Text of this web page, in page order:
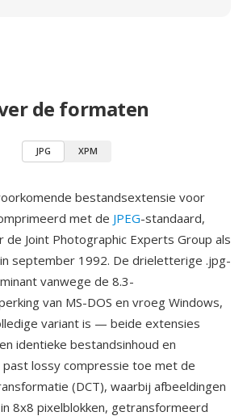
de formaten
JPG XPM
bestandsextensie voor
met de JPEG-standaard,
de Joint Photographic Experts Group als
september 1992. De drieletterige .jpg-
vanwege de 8.3-
van MS-DOS en vroeg Windows,
variant is — beide extensies
identieke bestandsinhoud en
past lossy compressie toe met de
(DCT), waarbij afbeeldingen
8x8 pixelblokken, getransformeerd